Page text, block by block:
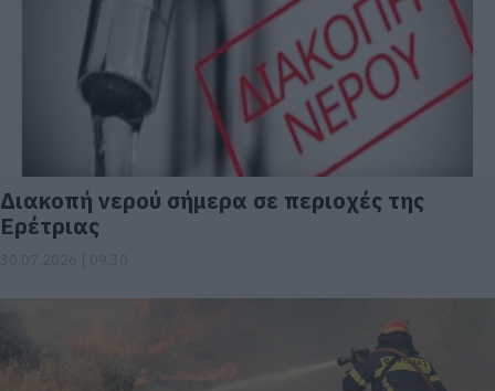
Διακοπή νερού σήμερα σε περιοχές της
Ερέτριας